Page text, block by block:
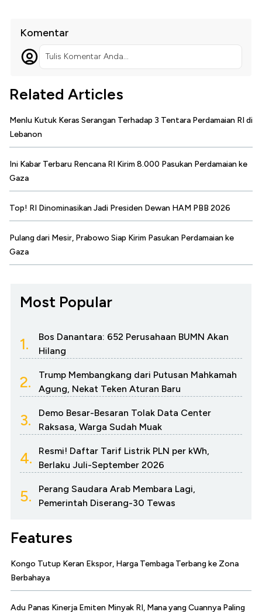
Komentar
Tulis Komentar Anda...
Related Articles
Menlu Kutuk Keras Serangan Terhadap 3 Tentara Perdamaian RI di
Lebanon
Ini Kabar Terbaru Rencana RI Kirim 8.000 Pasukan Perdamaian ke
Gaza
Top! RI Dinominasikan Jadi Presiden Dewan HAM PBB 2026
Pulang dari Mesir, Prabowo Siap Kirim Pasukan Perdamaian ke
Gaza
Most Popular
1.
Bos Danantara: 652 Perusahaan BUMN Akan
Hilang
2.
Trump Membangkang dari Putusan Mahkamah
Agung, Nekat Teken Aturan Baru
3.
Demo Besar-Besaran Tolak Data Center
Raksasa, Warga Sudah Muak
4.
Resmi! Daftar Tarif Listrik PLN per kWh,
Berlaku Juli-September 2026
5.
Perang Saudara Arab Membara Lagi,
Pemerintah Diserang-30 Tewas
Features
Kongo Tutup Keran Ekspor, Harga Tembaga Terbang ke Zona
Berbahaya
Adu Panas Kinerja Emiten Minyak RI, Mana yang Cuannya Paling